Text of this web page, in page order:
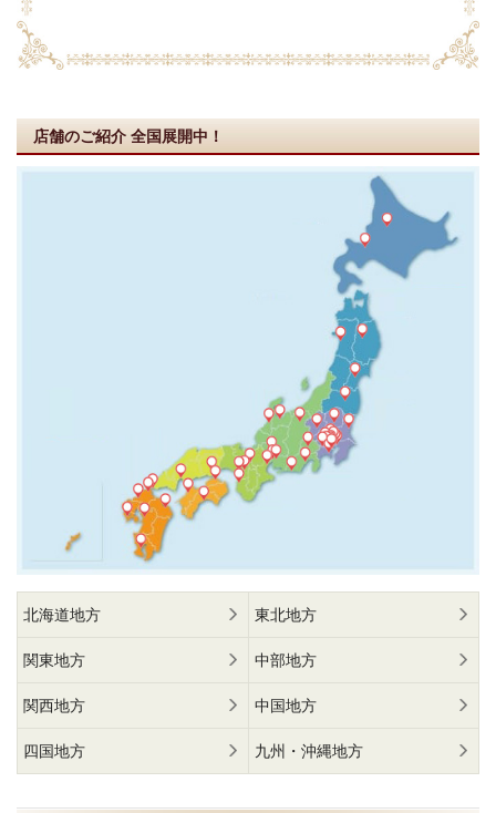
店舗のご紹介 全国展開中！
北海道地方 東北地方
関東地方 中部地方
関西地方 中国地方
四国地方 九州・沖縄地方